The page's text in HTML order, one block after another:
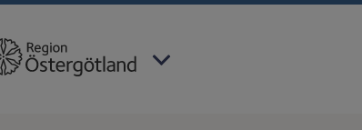
har valt regionÖstergötland